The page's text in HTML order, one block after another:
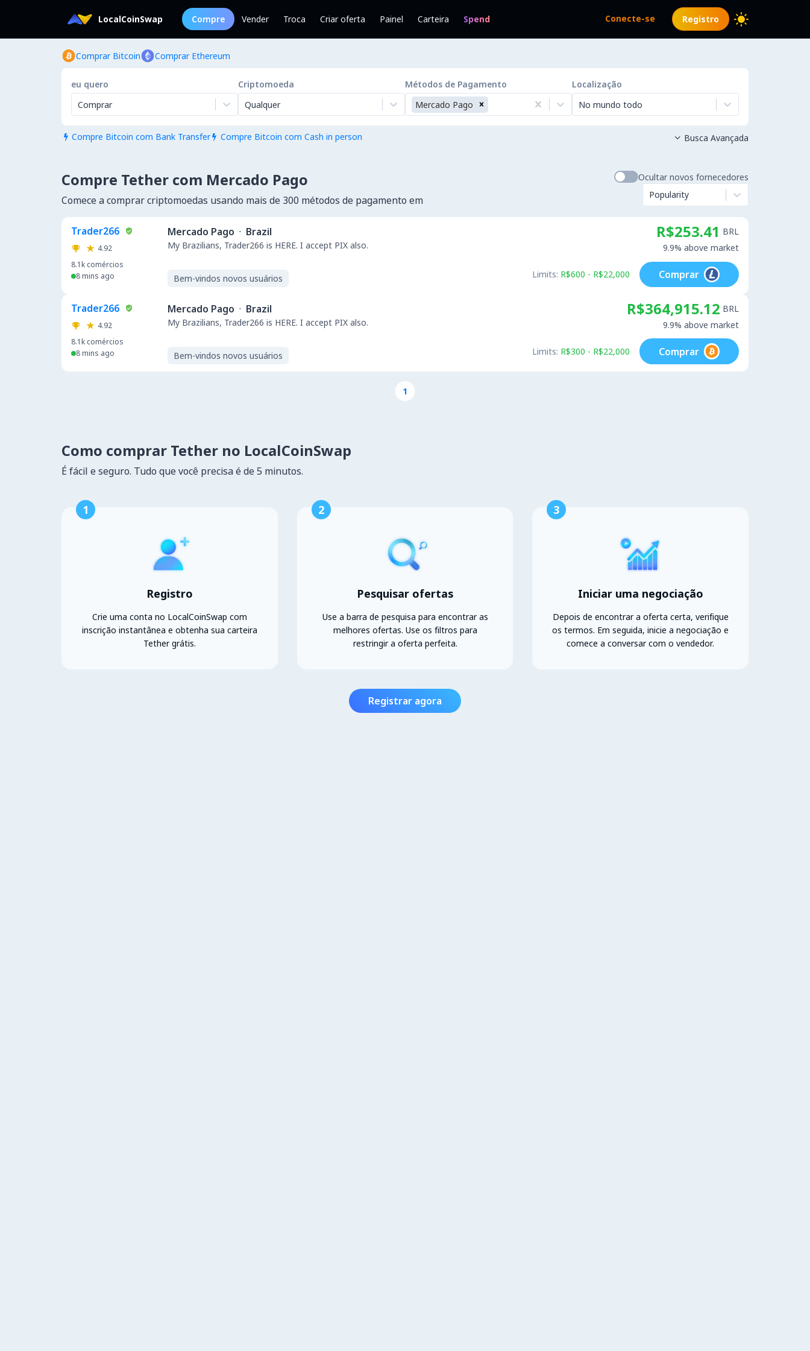
LocalCoinSwap Compre Vender Troca Criar oferta Painel Carteira Spend Conecte-se Registro
Comprar Bitcoin Comprar Ethereum
eu quero
Comprar
Criptomoeda
Qualquer
Métodos de Pagamento
Mercado Pago
Localização
No mundo todo
 Compre Bitcoin com Bank Transfer  Compre Bitcoin com Cash in person  Busca Avançada
Compre Tether com Mercado Pago
Comece a comprar criptomoedas usando mais de 300 métodos de pagamento em
Ocultar novos fornecedores
Popularity
Trader266
4.92
8.1k comércios
8 mins ago
Mercado Pago · Brazil
My Brazilians, Trader266 is HERE. I accept PIX also.
Bem-vindos novos usuários
R$253.41 BRL
9.9% above market
Limits: R$600 - R$22,000 Comprar
Trader266
4.92
8.1k comércios
8 mins ago
Mercado Pago · Brazil
My Brazilians, Trader266 is HERE. I accept PIX also.
Bem-vindos novos usuários
R$364,915.12 BRL
9.9% above market
Limits: R$300 - R$22,000 Comprar
1
Como comprar Tether no LocalCoinSwap
É fácil e seguro. Tudo que você precisa é de 5 minutos.
1
Registro
Crie uma conta no LocalCoinSwap com
inscrição instantânea e obtenha sua carteira
Tether grátis.
2
Pesquisar ofertas
Use a barra de pesquisa para encontrar as
melhores ofertas. Use os filtros para
restringir a oferta perfeita.
3
Iniciar uma negociação
Depois de encontrar a oferta certa, verifique
os termos. Em seguida, inicie a negociação e
comece a conversar com o vendedor.
Registrar agora